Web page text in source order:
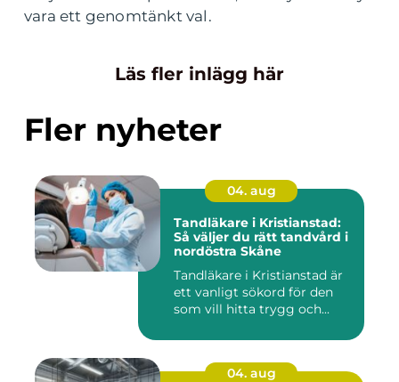
vara ett genomtänkt val.
Läs fler inlägg här
Fler nyheter
04. aug
Tandläkare i Kristianstad:
Så väljer du rätt tandvård i
nordöstra Skåne
Tandläkare i Kristianstad är
ett vanligt sökord för den
som vill hitta trygg och...
04. aug